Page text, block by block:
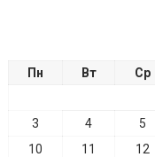
Пн Вт Ср
3
4 5
10
11 12